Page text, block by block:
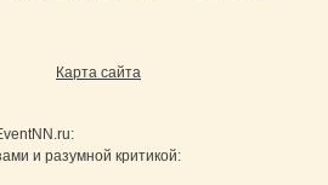
Карта сайта
:
и разумной критикой: